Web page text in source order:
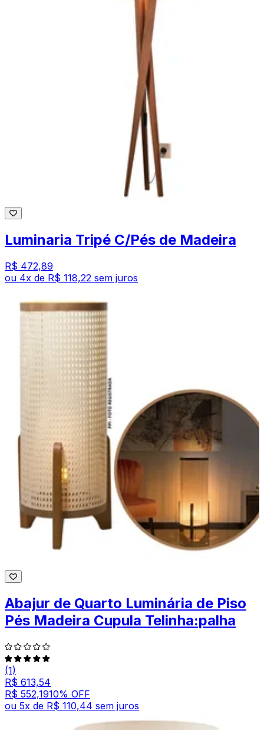
Luminaria Tripé C/Pés de Madeira
R$ 472,89
ou 4x de R$ 118,22 sem juros
Abajur de Quarto Luminária de Piso
Pés Madeira Cupula Telinha:palha
(1)
R$ 613,54
R$ 552,1910% OFF
ou 5x de R$ 110,44 sem juros